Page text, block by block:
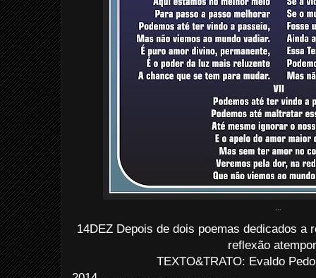
...
14DEZ Depois de dois poemas dedicados a
reflexão
TEXTO&TRATO: Evaldo